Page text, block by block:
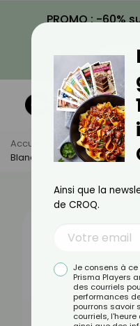
PROMO : -60%
Accueil Actus
Blanc D'oeuf : Bienfaits,
Ainsi que la
de CROQ.
Je consens à
Prisma Players
des courriels
performances
pourrons savoir
courriels,